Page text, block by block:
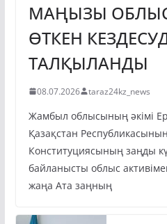
МАҢЫЗЫ
ӨТКЕН
ТАЛҚЫЛАНДЫ
08.07.2026 taraz24kz_news
Жамбыл облысының әкімі
Қазақстан
Конституциясының заңды
байланысты облыс
жаңа Ата заңның